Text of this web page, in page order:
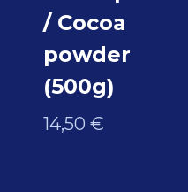
/ Cocoa
powder
(500g)
14,50 €